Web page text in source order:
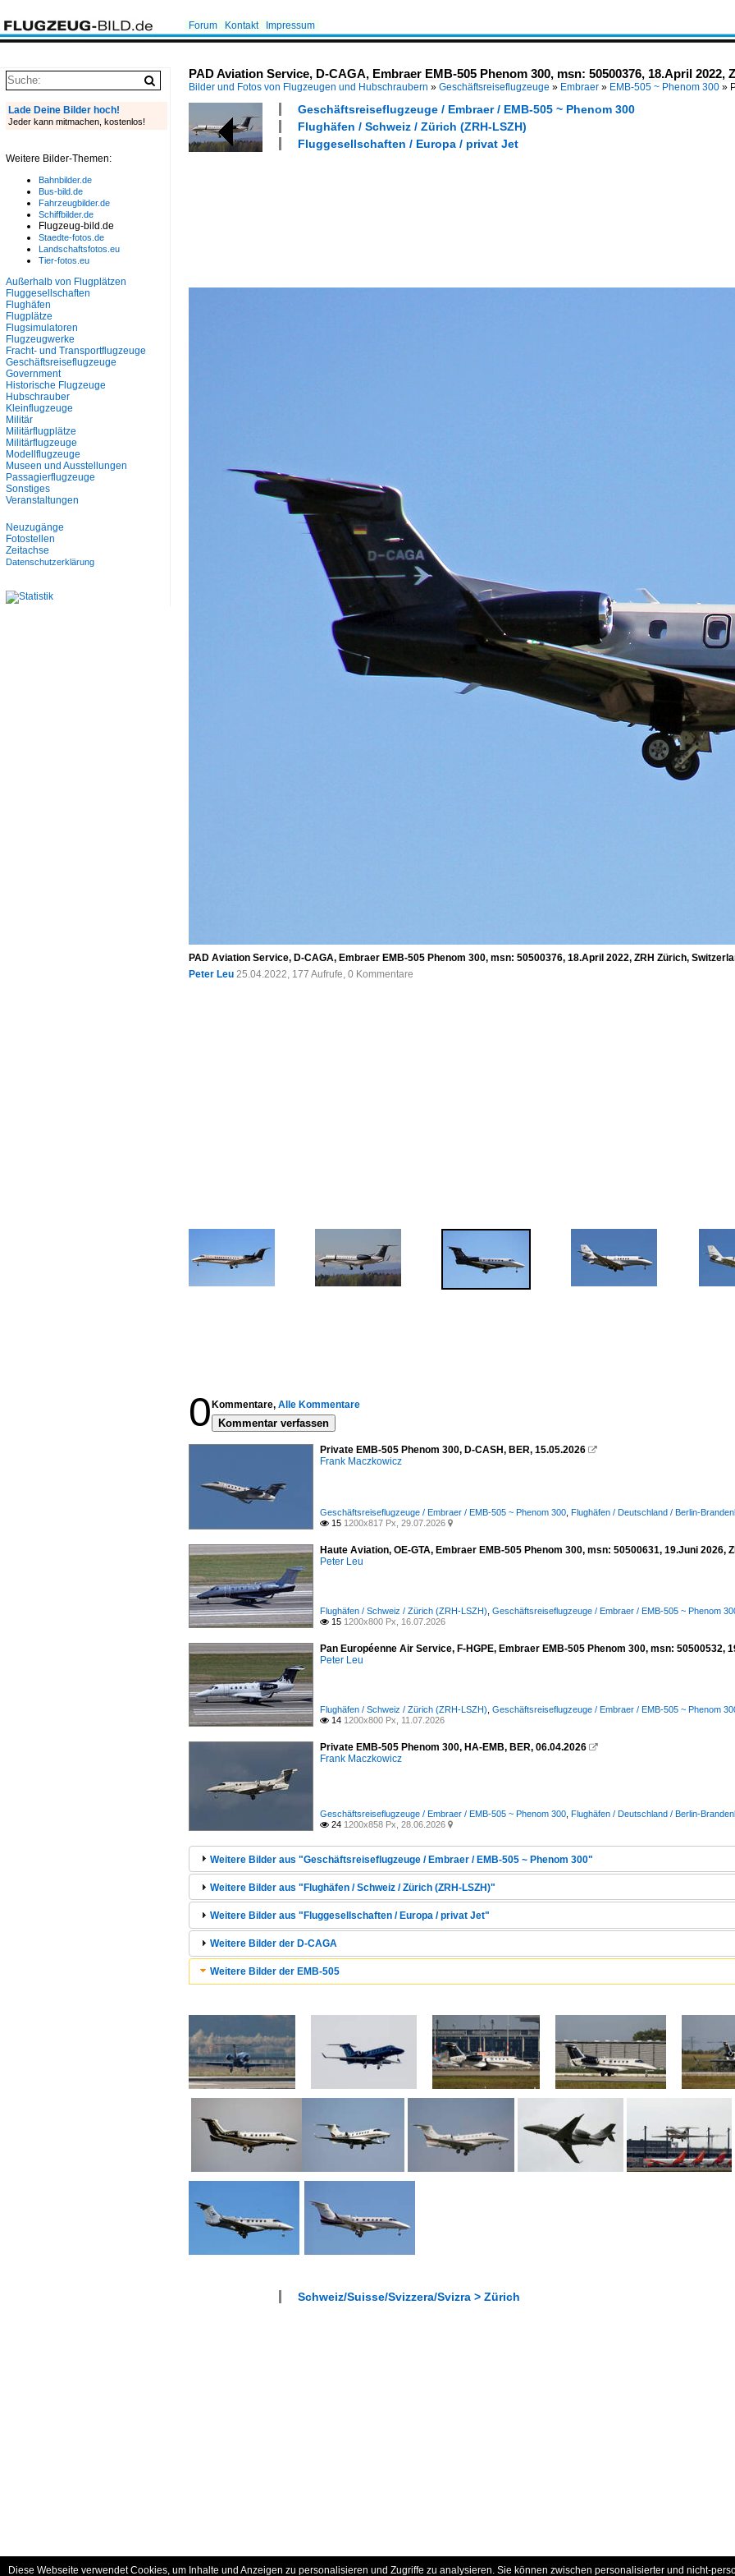
Forum Kontakt Impressum
PAD Aviation Service, D-CAGA, Embraer EMB-505 Phenom 300, msn: 50500376, 18.April 2022,
Bilder und Fotos von Flugzeugen und Hubschraubern » Geschäftsreiseflugzeuge » Embraer » EMB-505 ~ Phenom 300 »
Geschäftsreiseflugzeuge / Embraer / EMB-505 ~ Phenom 300
Flughäfen / Schweiz / Zürich (ZRH-LSZH)
Fluggesellschaften / Europa / privat Jet
PAD Aviation Service, D-CAGA, Embraer EMB-505 Phenom 300, msn: 50500376, 18.April 2022, ZRH Zürich,
Peter Leu 25.04.2022, 177 Aufrufe, 0 Kommentare
0 Kommentare, Alle Kommentare
Kommentar verfassen
Private EMB-505 Phenom 300, D-CASH, BER, 15.05.2026 
Frank Maczkowicz
Geschäftsreiseflugzeuge / Embraer / EMB-505 ~ Phenom 300 Flughäfen / Deutschland / Berlin-
 15 1200x817 Px, 29.07.2026 
Haute Aviation, OE-GTA, Embraer EMB-505 Phenom 300, msn: 50500631, 19.Juni 2026,
Peter Leu
Flughäfen / Schweiz / Zürich (ZRH-LSZH) Geschäftsreiseflugzeuge / Embraer / EMB-505 ~ Phenom
 15 1200x800 Px, 16.07.2026
Pan Européenne Air Service, F-HGPE, Embraer EMB-505 Phenom 300, msn: 50500532,
Peter Leu
Flughäfen / Schweiz / Zürich (ZRH-LSZH) Geschäftsreiseflugzeuge / Embraer / EMB-505 ~ Phenom
 14 1200x800 Px, 11.07.2026
Private EMB-505 Phenom 300, HA-EMB, BER, 06.04.2026 
Frank Maczkowicz
Geschäftsreiseflugzeuge / Embraer / EMB-505 ~ Phenom 300 Flughäfen / Deutschland / Berlin-
 24 1200x858 Px, 28.06.2026 
Weitere Bilder aus "Geschäftsreiseflugzeuge / Embraer / EMB-505 ~ Phenom 300"
Weitere Bilder aus "Flughäfen / Schweiz / Zürich (ZRH-LSZH)"
Weitere Bilder aus "Fluggesellschaften / Europa / privat Jet"
Weitere Bilder der D-CAGA
Weitere Bilder der EMB-505
Schweiz/Suisse/Svizzera/Svizra > Zürich
Lade Deine Bilder hoch!
Jeder kann mitmachen, kostenlos!
Weitere Bilder-Themen:
Bahnbilder.de
Bus-bild.de
Fahrzeugbilder.de
Schiffbilder.de
Flugzeug-bild.de
Staedte-fotos.de
Landschaftsfotos.eu
Tier-fotos.eu
Außerhalb von Flugplätzen
Fluggesellschaften
Flughäfen
Flugplätze
Flugsimulatoren
Flugzeugwerke
Fracht- und Transportflugzeuge
Geschäftsreiseflugzeuge
Government
Historische Flugzeuge
Hubschrauber
Kleinflugzeuge
Militär
Militärflugplätze
Militärflugzeuge
Modellflugzeuge
Museen und Ausstellungen
Passagierflugzeuge
Sonstiges
Veranstaltungen
Neuzugänge
Fotostellen
Zeitachse
Datenschutzerklärung
Diese Webseite verwendet Cookies, um Inhalte und Anzeigen zu personalisieren und Zugriffe zu analysieren. Sie können zwischen personalisierter und nicht-